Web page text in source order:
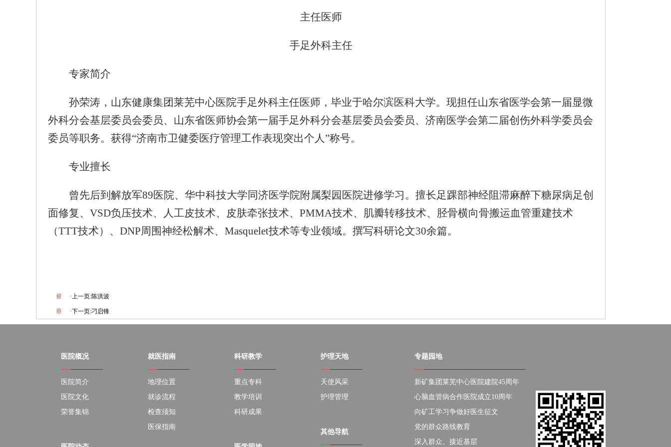
主任医师
手足外科主任
专家简介
孙荣涛，山东健康集团莱芜中心医院手足外科主任医师，毕业于哈尔滨医科大学。现担任山东省医学会第一届显微
外科分会基层委员会委员、山东省医师协会第一届手足外科分会基层委员会委员、济南医学会第二届创伤外科学委员会
委员等职务。获得“济南市卫健委医疗管理工作表现突出个人”称号。
专业擅长
曾先后到解放军89医院、华中科技大学同济医学院附属梨园医院进修学习。擅长足踝部神经阻滞麻醉下糖尿病足创
面修复、VSD负压技术、人工皮技术、皮肤牵张技术、PMMA技术、肌瓣转移技术、胫骨横向骨搬运血管重建技术
（TTT技术）、DNP周围神经松解术、Masquelet技术等专业领域。撰写科研论文30余篇。
·上一页:陈洪波
·下一页:刁启锋
医院概况
医院简介
医院文化
荣誉集锦
就医指南
地理位置
就诊流程
检查须知
医保指南
科研教学
重点专科
教学培训
科研成果
护理天地
天使风采
护理管理
其他导航
专题园地
新矿集团莱芜中心医院建院45周年
心脑血管病合作医院成立10周年
向矿工学习争做好医生征文
党的群众路线教育
深入群众、接近基层